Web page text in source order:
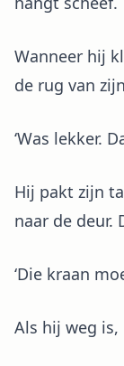
Wanneer hij
de rug van
‘Was lekker.
Hij pakt zijn
naar de deur.
‘Die kraan
Als hij weg